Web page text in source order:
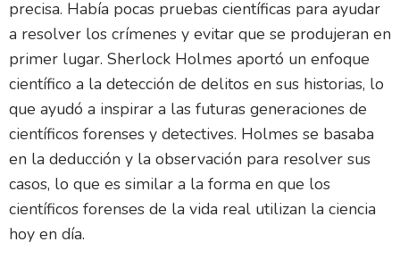
precisa. Había pocas pruebas científicas para ayudar
a resolver los crímenes y evitar que se produjeran en
primer lugar. Sherlock Holmes aportó un enfoque
científico a la detección de delitos en sus historias, lo
que ayudó a inspirar a las futuras generaciones de
científicos forenses y detectives. Holmes se basaba
en la deducción y la observación para resolver sus
casos, lo que es similar a la forma en que los
científicos forenses de la vida real utilizan la ciencia
hoy en día.